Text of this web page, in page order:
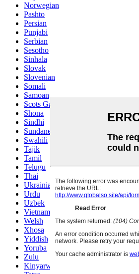
Norwegian
Pashto
Persian
Punjabi
Serbian
Sesotho
Sinhala
Slovak
Slovenian
Somali
Samoan
Scots Gaelic
Shona
Sindhi
Sundanese
Swahili
Tajik
Tamil
Telugu
Thai
Ukrainian
Urdu
Uzbek
Vietnamese
Welsh
Xhosa
Yiddish
Yoruba
Zulu
Kinyarwanda